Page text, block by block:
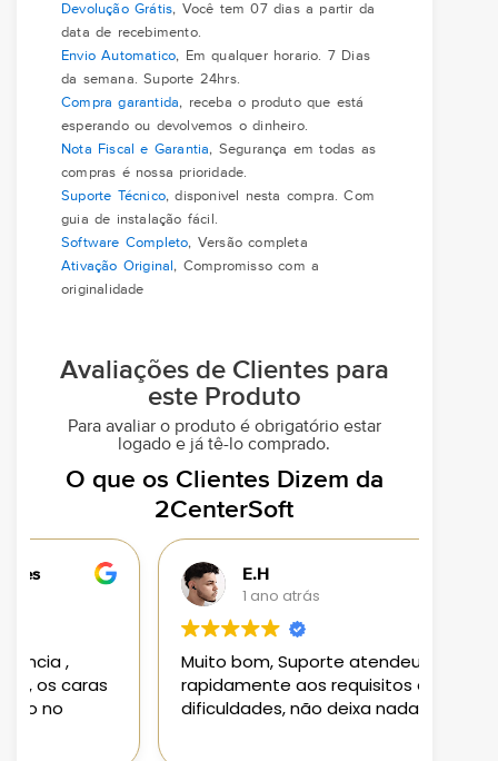
Devolução Grátis, Você tem 07 dias a partir da
data de recebimento.
Envio Automatico, Em qualquer horario. 7 Dias
da semana. Suporte 24hrs.
Compra garantida, receba o produto que está
esperando ou devolvemos o dinheiro.
Nota Fiscal e Garantia, Segurança em todas as
compras é nossa prioridade.
Suporte Técnico, disponivel nesta compra. Com
guia de instalação fácil.
Software Completo, Versão completa
Ativação Original , Compromisso com a
originalidade
Avaliações de Clientes para
este Produto
Para avaliar o produto é obrigatório estar
logado e já tê-lo comprado.
O que os Clientes Dizem da
2CenterSoft
1 ano atrás
Muito bom, Suporte atendeu
rapidamente aos requisitos e
dificuldades, não deixa nada a desejar